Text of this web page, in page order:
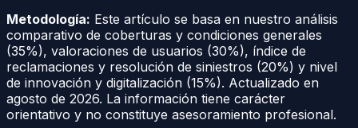
Metodología: Este artículo se basa en nuestro análisis
comparativo de coberturas y condiciones generales
(35%), valoraciones de usuarios (30%), índice de
reclamaciones y resolución de siniestros (20%) y nivel
de innovación y digitalización (15%). Actualizado en
agosto de 2026. La información tiene carácter
orientativo y no constituye asesoramiento profesional.